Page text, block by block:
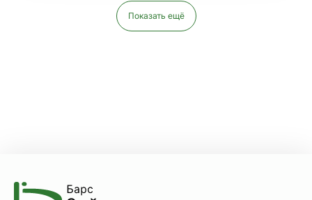
Показать ещё